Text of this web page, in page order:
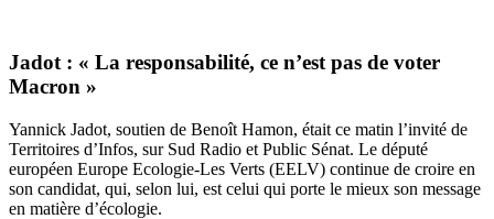
Jadot : « La responsabilité, ce n’est pas de voter
Macron »
Yannick Jadot, soutien de Benoît Hamon, était ce matin l’invité de
Territoires d’Infos, sur Sud Radio et Public Sénat. Le député
européen Europe Ecologie-Les Verts (EELV) continue de croire en
son candidat, qui, selon lui, est celui qui porte le mieux son message
en matière d’écologie.